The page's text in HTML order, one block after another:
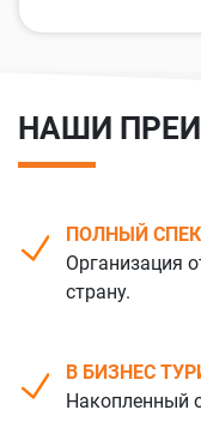
НАШИ
ПОЛНЫЙ
Организация
страну.
В БИЗНЕС
Накопленный